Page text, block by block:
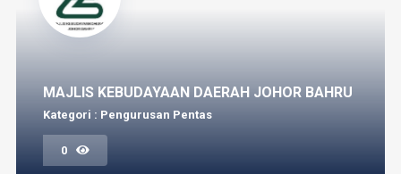
MAJLIS KEBUDAYAAN DAERAH JOHOR BAHRU
Kategori : Pengurusan Pentas
0